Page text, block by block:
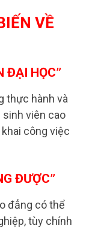
VỀ
ĐẠI HỌC”
thực hành và
sinh viên cao
công việc
ĐƯỢC”
đẳng có thể
tùy chính